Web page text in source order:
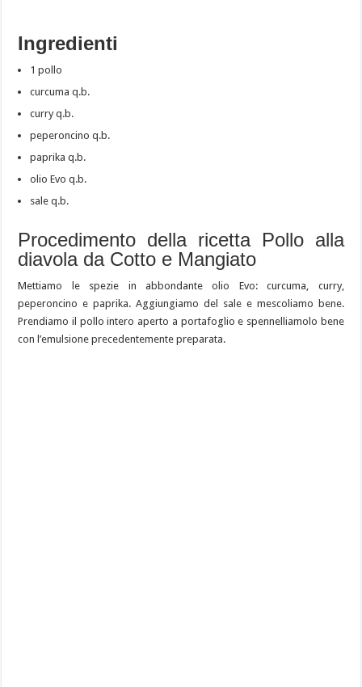
Ingredienti
1 pollo
curcuma q.b.
curry q.b.
peperoncino q.b.
paprika q.b.
olio Evo q.b.
sale q.b.
Procedimento della ricetta Pollo alla
diavola da Cotto e Mangiato
Mettiamo le spezie in abbondante olio Evo: curcuma, curry,
peperoncino e paprika. Aggiungiamo del sale e mescoliamo bene.
Prendiamo il pollo intero aperto a portafoglio e spennelliamolo bene
con l’emulsione precedentemente preparata.